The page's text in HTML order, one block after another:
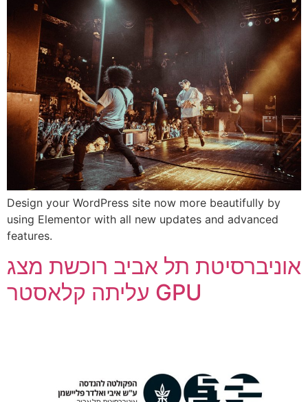
Design your WordPress site now more beautifully by
using Elementor with all new updates and advanced
features.
אוניברסיטת תל אביב רוכשת מצג
עליתה קלאסטר GPU